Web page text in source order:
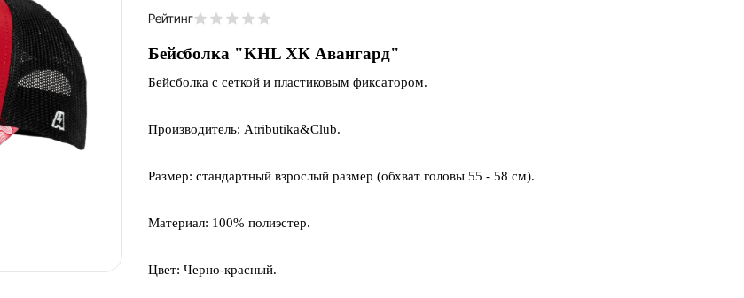
Рейтинг
Бейсболка "KHL ХК Авангард"
Бейсболка с сеткой и пластиковым фиксатором.
Производитель: Atributika&Club.
Размер: стандартный взрослый размер (обхват головы 55 - 58 см).
Материал: 100% полиэстер.
Цвет: Черно-красный.